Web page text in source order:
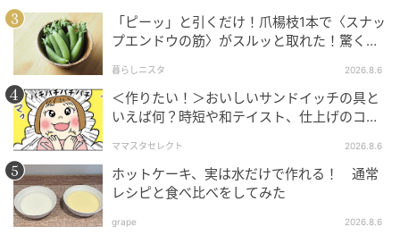
舗中華料理店で修行を積み、料理家などのアシスタン
トを経て独立。身近な食材でお店のような味を作れる
レシピは幅広い年代から支持を得る。料理雑誌、書
籍、テレビ、料理教室など幅広く活動中。
（『オレンジページ』2026年6月2日号より）
「ピーッ」と引くだけ！爪楊枝1本で〈スナッ
プエンドウの筋〉がスルッと取れた！驚くほ
暮らしニスタ 2026.8.6
＜作りたい！＞おいしいサンドイッチの具と
いえば何？時短や和テイスト、仕上げのコツ
ママスタセレクト 2026.8.6
ホットケーキ、実は水だけで作れる！ 通常
レシピと食べ比べをしてみた
grape 2026.8.6